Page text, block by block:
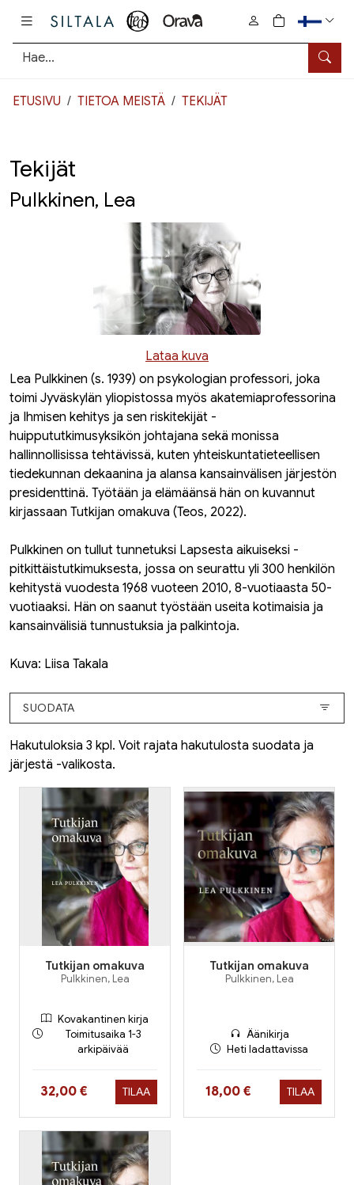
Hae
0
tuotetta
ETUSIVU TIETOA MEISTÄ TEKIJÄT
Tekijät
Pulkkinen, Lea
Lataa kuva
Lea Pulkkinen (s. 1939) on psykologian professori, joka
toimi Jyväskylän yliopistossa myös akatemiaprofessorina
ja Ihmisen kehitys ja sen riskitekijät -
huippututkimusyksikön johtajana sekä monissa
hallinnollisissa tehtävissä, kuten yhteiskuntatieteellisen
tiedekunnan dekaanina ja alansa kansainvälisen järjestön
presidenttinä. Työtään ja elämäänsä hän on kuvannut
kirjassaan Tutkijan omakuva (Teos, 2022).
Pulkkinen on tullut tunnetuksi Lapsesta aikuiseksi -
pitkittäistutkimuksesta, jossa on seurattu yli 300 henkilön
kehitystä vuodesta 1968 vuoteen 2010, 8-vuotiaasta 50-
vuotiaaksi. Hän on saanut työstään useita kotimaisia ja
kansainvälisiä tunnustuksia ja palkintoja.
Kuva: Liisa Takala
SUODATA
Hakutuloksia 3 kpl. Voit rajata hakutulosta suodata ja
järjestä -valikosta.
Tutkijan omakuva
Pulkkinen, Lea
Kovakantinen kirja
Toimitusaika 1-3
arkipäivää
Hinta nyt
32,00 € TILAA
Tutkijan omakuva
Pulkkinen, Lea
Äänikirja
Heti ladattavissa
Hinta nyt
18,00 € TILAA